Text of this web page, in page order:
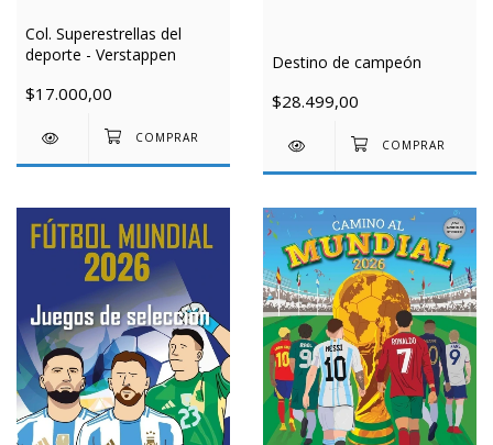
Col. Superestrellas del
deporte - Verstappen
$17.000,00
Destino de campeón
$28.499,00